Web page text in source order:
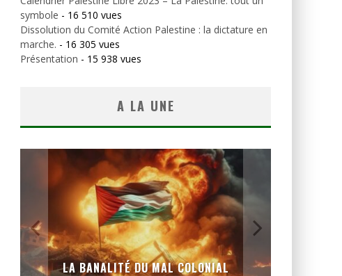
symbole - 16 510 vues
Dissolution du Comité Action Palestine : la dictature en
marche. - 16 305 vues
Présentation - 15 938 vues
A LA UNE
LA BANALITÉ DU MAL COLONIAL